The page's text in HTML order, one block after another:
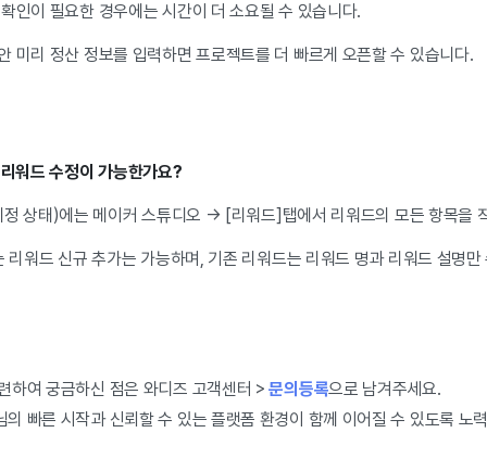
인이 필요한 경우에는 시간이 더 소요될 수 있습니다.
미리 정산 정보를 입력하면 프로젝트를 더 빠르게 오픈할 수 있습니다.
워드 수정이 가능한가요?
상태)에는 메이커 스튜디오 → [리워드]탭에서 리워드의 모든 항목을
리워드 신규 추가는 가능하며, 기존 리워드는 리워드 명과 리워드 설명
하여 궁금하신 점은 와디즈 고객센터 > 문의등록으로 남겨주세요.
의 빠른 시작과 신뢰할 수 있는 플랫폼 환경이 함께 이어질 수 있도록 노